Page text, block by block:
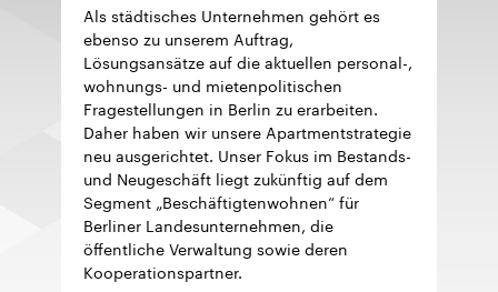
Als städtisches Unternehmen gehört es
ebenso zu unserem Auftrag,
Lösungsansätze auf die aktuellen personal-,
wohnungs- und mietenpolitischen
Fragestellungen in Berlin zu erarbeiten.
Daher haben wir unsere Apartmentstrategie
neu ausgerichtet. Unser Fokus im Bestands-
und Neugeschäft liegt zukünftig auf dem
Segment „Beschäftigtenwohnen“ für
Berliner Landesunternehmen, die
öffentliche Verwaltung sowie deren
Kooperationspartner.